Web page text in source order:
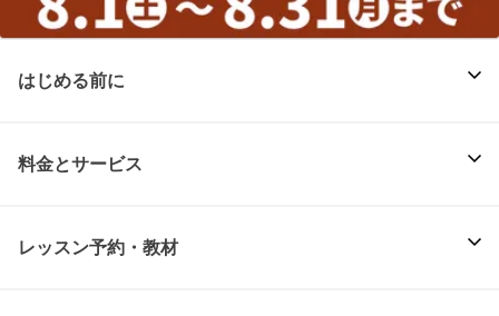
はじめる前に
料金とサービス
レッスン予約・教材